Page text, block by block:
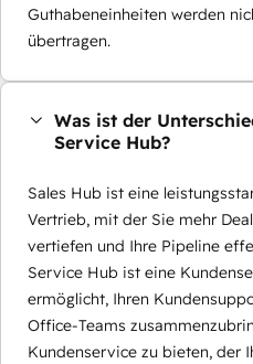
Guthabeneinheiten werden
übertragen.
Was ist der
Service Hub?
Sales Hub ist eine
Vertrieb, mit der Sie mehr
vertiefen und Ihre Pipeline
Service Hub ist eine
ermöglicht, Ihren
Office-Teams
Kundenservice zu bieten, der